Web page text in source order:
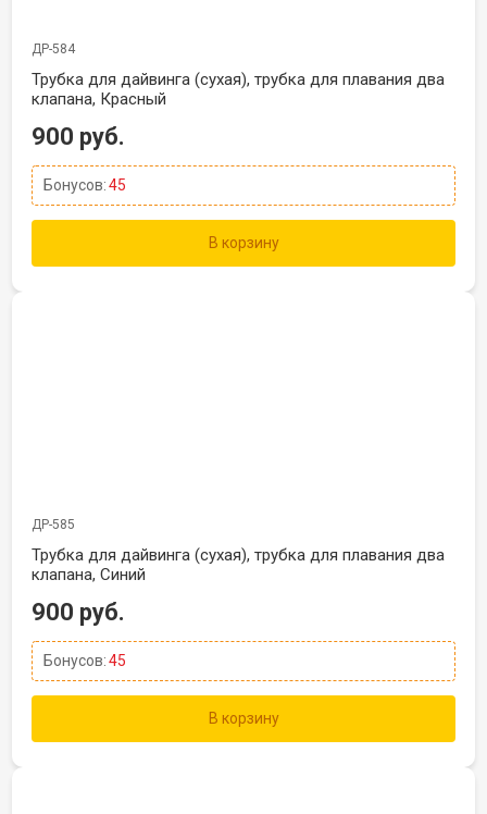
ДР-584
Трубка для дайвинга (сухая), трубка для плавания два
клапана, Красный
900 руб.
Бонусов:45
В корзину
ДР-585
Трубка для дайвинга (сухая), трубка для плавания два
клапана, Синий
900 руб.
Бонусов:45
В корзину